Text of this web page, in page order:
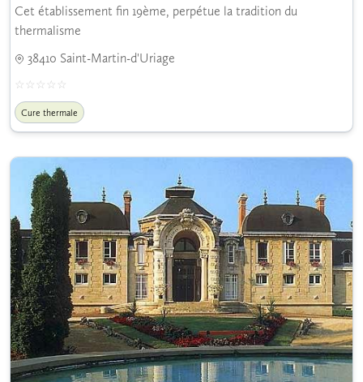
Cet établissement fin 19ème, perpétue la tradition du
thermalisme
38410 Saint-Martin-d'Uriage
Cure thermale